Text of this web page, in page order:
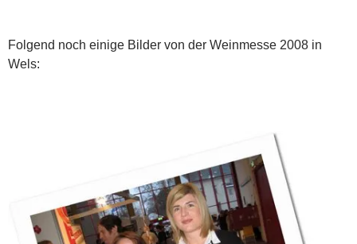
Folgend noch einige Bilder von der Weinmesse 2008 in
Wels: